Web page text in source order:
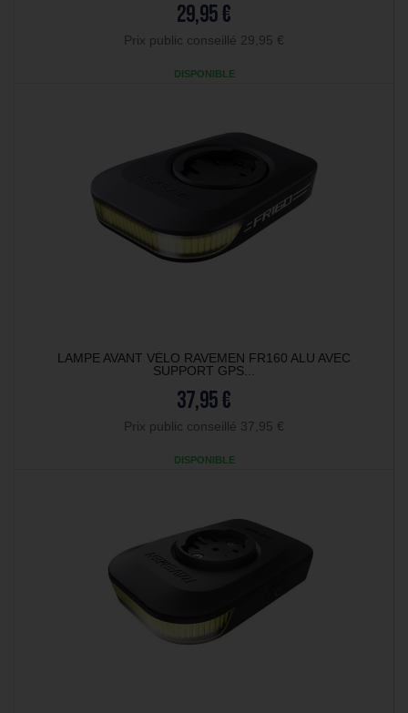
29,95 €
Prix public conseillé 29,95 €
DISPONIBLE
LAMPE AVANT VÉLO RAVEMEN FR160 ALU AVEC
SUPPORT GPS...
37,95 €
Prix public conseillé 37,95 €
DISPONIBLE